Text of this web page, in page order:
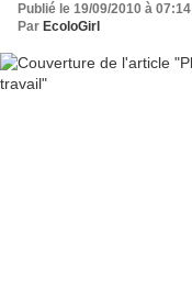
Publié le 19/09/2010 à 07:14
Par EcoloGirl